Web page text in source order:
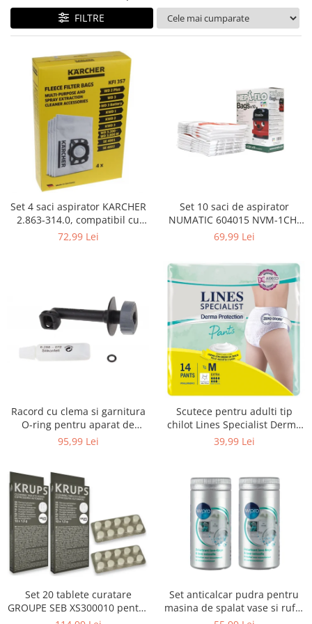
Curatenie si intretinere
Decoratiuni
Hobby-uri creative
Iluminat & Electrice
Jaluzele
Kit-uri automatizari porti si usi
Mobila dormitor
Mobila gradina & terasa
Mobila Living & Dining
Organizare si depozitare
Rafturi
Textile si covoare
Uscatoare rufe
Utilaje si materiale de constructii
Laptop, Tablete & Telefoane
Telefoane Mobile & accesorii
Wearable & Gadgeturi
Accesorii si piese masini spalat
rufe si uscatoare
Accesorii si piese masini spalat
vase
Aparate Frigorifice
Aparate Racire Aer
Aragaze si cuptoare cu microunde
Climatizare & sisteme de incalzire
Electrocasnice pentru Bucatarie
FILTRE
Set 4 saci aspirator KARCHER
2.863-314.0, compatibil cu
WD, KWD, SE
72,99 Lei
Set 10 saci de aspirator
NUMATIC 604015 NVM-1CH,
9L
69,99 Lei
Racord cu clema si garnitura
O-ring pentru aparat de
spalat cu presiune, KARCHER
95,99 Lei
Scutece pentru adulti tip
chilot Lines Specialist Derma
Protection Extra, 7 picaturi,
39,99 Lei
Set 20 tablete curatare
GROUPE SEB XS300010 pentru
espressoare Krups (2x10
Set anticalcar pudra pentru
masina de spalat vase si rufe,
WPRO 484000008416, 2 x 250g